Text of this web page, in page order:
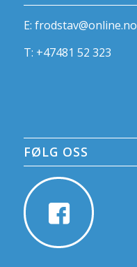
E: frodstav@online.no
T: +47481 52 323
FØLG OSS